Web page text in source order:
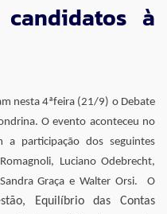
à
nesta 4ªfeira (21/9) o Debate
O evento aconteceu no
a participação dos seguintes
Luciano Odebrecht,
Graça e Walter Orsi. O
Equilíbrio das Contas